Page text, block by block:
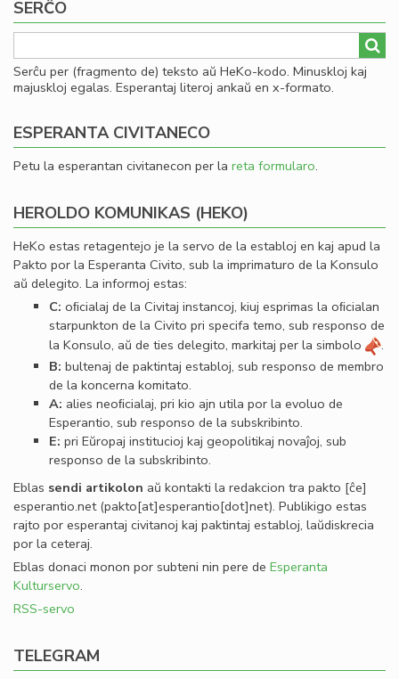
SERĈO
Serĉu per (fragmento de) teksto aŭ HeKo-kodo. Minuskloj kaj
majuskloj egalas. Esperantaj literoj ankaŭ en x-formato.
ESPERANTA CIVITANECO
Petu la esperantan civitanecon per la reta formularo.
HEROLDO KOMUNIKAS (HEKO)
HeKo estas retagentejo je la servo de la establoj en kaj apud la
Pakto por la Esperanta Civito, sub la imprimaturo de la Konsulo
aŭ delegito. La informoj estas:
C: oﬁcialaj de la Civitaj instancoj, kiuj esprimas la oﬁcialan
starpunkton de la Civito pri specifa temo, sub responso de
la Konsulo, aŭ de ties delegito, markitaj per la simbolo
.
B: bultenaj de paktintaj establoj, sub responso de membro
de la koncerna komitato.
A: alies neoﬁcialaj, pri kio ajn utila por la evoluo de
Esperantio, sub responso de la subskribinto.
E: pri Eŭropaj institucioj kaj geopolitikaj novaĵoj, sub
responso de la subskribinto.
Eblas sendi artikolon aŭ kontakti la redakcion tra pakto [ĉe]
esperantio.net(pakto[at]esperantio[dot]net). Publikigo estas
rajto por esperantaj civitanoj kaj paktintaj establoj, laŭdiskrecia
por la ceteraj.
Eblas donaci monon por subteni nin pere de Esperanta
Kulturservo.
RSS-servo
TELEGRAM